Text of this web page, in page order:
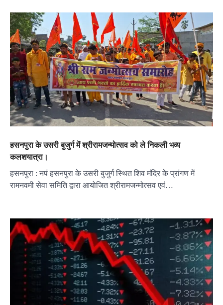
हसनपुरा के उसरी बुजुर्ग में श्रीरामजन्मोत्सव को ले निकली भव्य
कलशयात्रा।
हसनपुरा : नपं हसनपुरा के उसरी बुजुर्ग स्थित शिव मंदिर के प्रांगण में
रामनवमी सेवा समिति द्वारा आयोजित श्रीरामजन्मोत्सव एवं…